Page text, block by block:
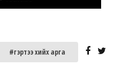
#гэртээ хийх арга